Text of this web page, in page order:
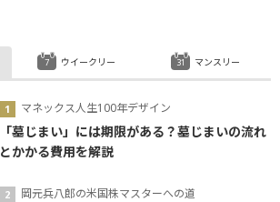
マネックス人生100年デザイン
「墓じまい」には期限がある？墓じまいの流れ
とかかる費用を解説
岡元兵八郎の米国株マスターへの道
ウイークリー マンスリー